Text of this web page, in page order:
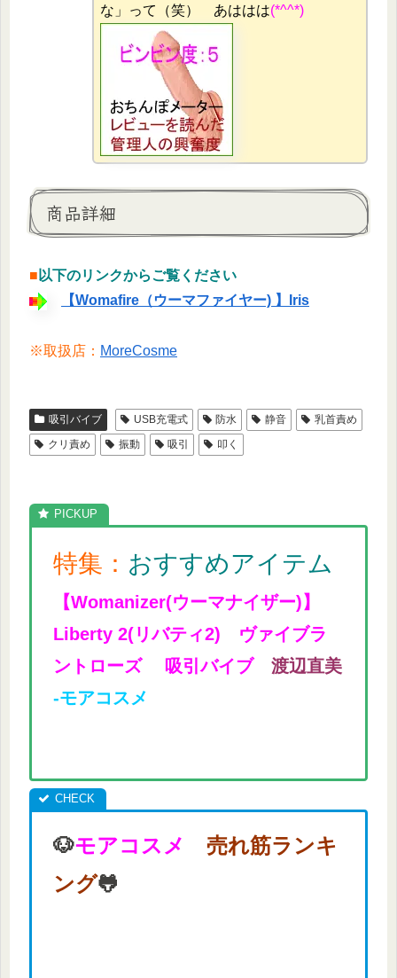
な」って（笑） あははは(*^^*)
商品詳細
■ 以下のリンクからご覧ください
【Womafire（ウーマファイヤー) 】Iris
※取扱店： MoreCosme
吸引バイブ USB充電式 防水 静音
乳首責め
クリ責め
振動 吸引 叩く
特集： おすすめアイテム
【Womanizer(ウーマナイザー)】
Liberty 2(リバティ2) ヴァイブラ
ントローズ 吸引バイブ
渡辺直美
-モアコスメ
🐶モアコスメ
売れ筋ランキ
ング🐸